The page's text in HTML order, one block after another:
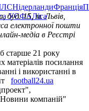
НідерландиФранція
УЄФАЛіга
буд. 15, м. Львів,
електронної пошти
медіа в Реєстрі
старше 21 року
матеріалів посилання
і використанні в
football24.ua
компаній"